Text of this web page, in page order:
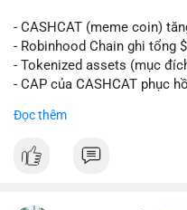
- CASHCAT (meme coin)
- Robinhood Chain ghi tổng
- Tokenized assets (mục
- CAP của CASHCAT phục
#binancesquare
$cashcat
Đọc thêm